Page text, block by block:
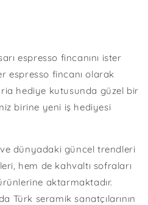
espresso fincanını ister
espresso fincanı olarak
hediye kutusunda güzel bir
birine yeni iş hediyesi
ve dünyadaki güncel trendleri
hem de kahvaltı sofraları
aktarmaktadır.
Türk seramik sanatçılarının